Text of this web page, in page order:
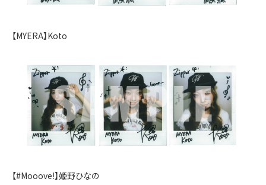
【MYERA】Koto
【#Mooove!】姫野ひなの